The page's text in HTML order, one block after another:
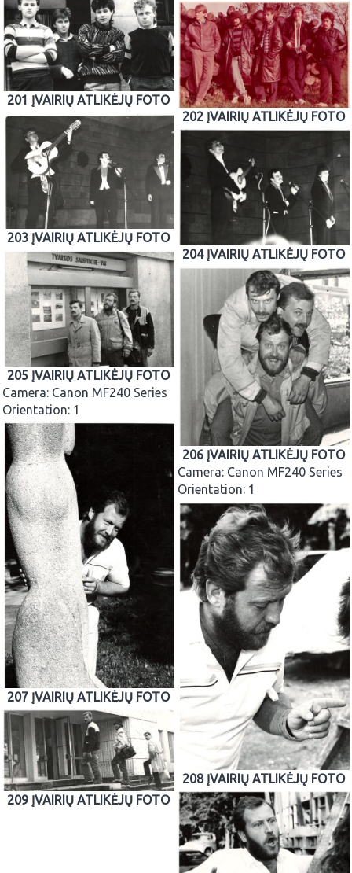
201 ĮVAIRIŲ ATLIKĖJŲ FOTO
202 ĮVAIRIŲ ATLIKĖJŲ FOTO
203 ĮVAIRIŲ ATLIKĖJŲ FOTO
204 ĮVAIRIŲ ATLIKĖJŲ FOTO
205 ĮVAIRIŲ ATLIKĖJŲ FOTO
Camera: Canon MF240 Series
Orientation: 1
206 ĮVAIRIŲ ATLIKĖJŲ FOTO
Camera: Canon MF240 Series
Orientation: 1
207 ĮVAIRIŲ ATLIKĖJŲ FOTO
208 ĮVAIRIŲ ATLIKĖJŲ FOTO
209 ĮVAIRIŲ ATLIKĖJŲ FOTO